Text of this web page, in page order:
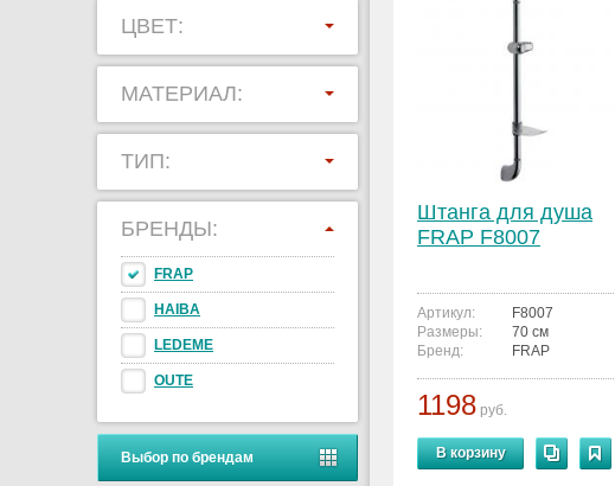
ЦВЕТ:
МАТЕРИАЛ:
ТИП:
БРЕНДЫ:
FRAP
HAIBA
LEDEME
OUTE
Выбор по брендам
Штанга для душа
FRAP F8007
Артикул:
F8007
Размеры:
70 см
Бренд:
FRAP
1198 руб.
В корзину